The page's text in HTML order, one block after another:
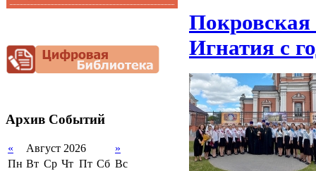
Снижение
документационной
нагрузки
Архив Событий
« Август 2026
»
Пн Вт Ср Чт Пт Сб Вс
Покровская
Игнатия с